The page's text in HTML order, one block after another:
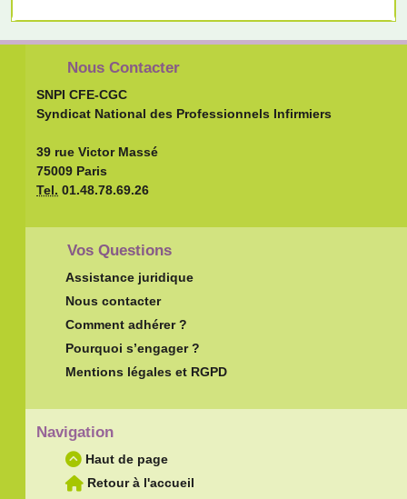
Nous Contacter
SNPI CFE-CGC
Syndicat National des Professionnels Infirmiers
39 rue Victor Massé
75009 Paris
Tel. 01.48.78.69.26
Vos Questions
Assistance juridique
Nous contacter
Comment adhérer ?
Pourquoi s’engager ?
Mentions légales et RGPD
Navigation
Haut de page
Retour à l'accueil